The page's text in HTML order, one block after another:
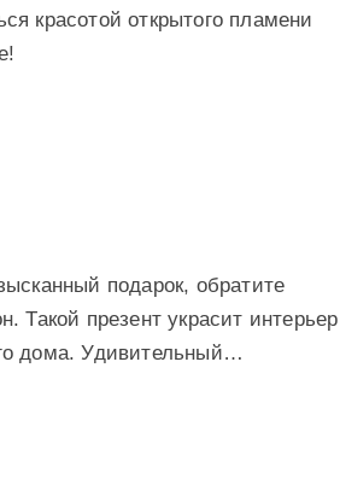
красотой открытого пламени
подарок, обратите
Такой презент украсит интерьер
дома. Удивительный…